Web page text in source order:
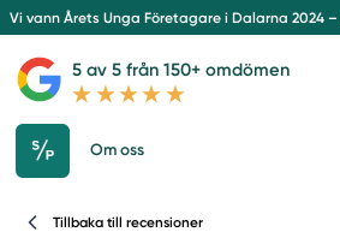
Vi vann Årets Unga Företagare i Dalarna 2024 –
5 av 5 från 150+ omdömen
Om oss
Tillbaka till recensioner